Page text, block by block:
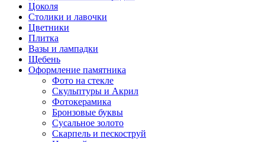
Цоколя
Столики и лавочки
Цветники
Плитка
Вазы и лампадки
Щебень
Оформление памятника
Фото на стекле
Скульптуры и Акрил
Фотокерамика
Бронзовые буквы
Сусальное золото
Скарпель и пескоструй